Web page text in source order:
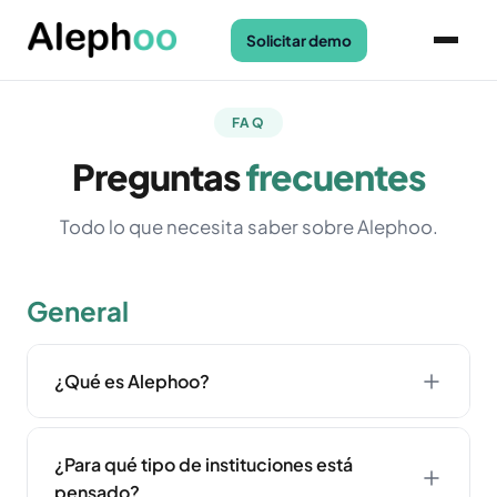
Solicitar demo
FAQ
Preguntasfrecuentes
Todo lo que necesita saber sobre Alephoo.
General
¿Qué es Alephoo?
Alephoo es una plataforma SaaS de gestión
para clínicas y hospitales que integra procesos
clínicos, administrativos y operativos en un solo
¿Para qué tipo de instituciones está
pensado?